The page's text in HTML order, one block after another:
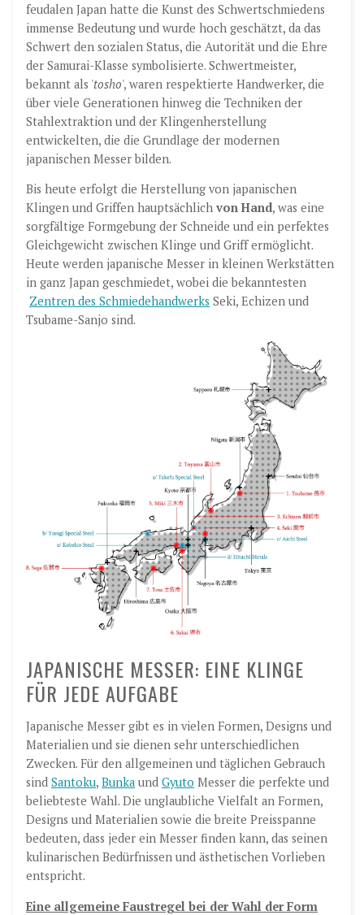
feudalen Japan hatte die Kunst des Schwertschmiedens
immense Bedeutung und wurde hoch geschätzt, da das
Schwert den sozialen Status, die Autorität und die Ehre
der Samurai-Klasse symbolisierte. Schwertmeister,
bekannt als 'tosho', waren respektierte Handwerker, die
über viele Generationen hinweg die Techniken der
Stahlextraktion und der Klingenherstellung
entwickelten, die die Grundlage der modernen
japanischen Messer bilden.
Bis heute erfolgt die Herstellung von japanischen
Klingen und Griffen hauptsächlich von Hand, was eine
sorgfältige Formgebung der Schneide und ein perfektes
Gleichgewicht zwischen Klinge und Griff ermöglicht.
Heute werden japanische Messer in kleinen Werkstätten
in ganz Japan geschmiedet, wobei die bekanntesten
Zentren des Schmiedehandwerks Seki, Echizen und
Tsubame-Sanjo sind.
JAPANISCHE MESSER: EINE KLINGE
FÜR JEDE AUFGABE
Japanische Messer gibt es in vielen Formen, Designs und
Materialien und sie dienen sehr unterschiedlichen
Zwecken. Für den allgemeinen und täglichen Gebrauch
sind Santoku, Bunka und Gyuto Messer die perfekte und
beliebteste Wahl. Die unglaubliche Vielfalt an Formen,
Designs und Materialien sowie die breite Preisspanne
bedeuten, dass jeder ein Messer finden kann, das seinen
kulinarischen Bedürfnissen und ästhetischen Vorlieben
entspricht.
Eine allgemeine Faustregel bei der Wahl der Form